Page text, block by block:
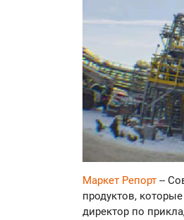
Маркет Репорт --
продуктов,
директор по